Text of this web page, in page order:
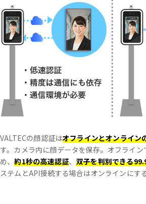
VALTECの顔認証はオフラインとオンライン
す。 カメラ内に顔データを保存。オフライン
め、約1秒の高速認証、双子を判別できる
ステムとAPI接続する場合はオンラインにす